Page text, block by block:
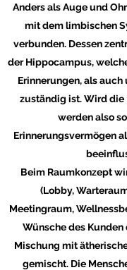
Anders als Auge und
mit dem limbischen
verbunden. Dessen
der Hippocampus,
Erinnerungen, als auch
zuständig ist. Wird die
werden also
Erinnerungsvermögen
Beim Raumkonzept
(Lobby,
Meetingraum,
Wünsche des
Mischung mit
gemischt. Die